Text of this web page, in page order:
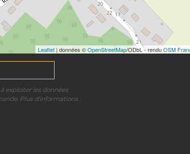
Leaflet | données ©OpenStreetMap/ODbL - renduOSM
exploiter les données
Plus d'informations :